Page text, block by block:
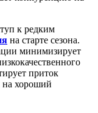
к редким
на старте сезона.
минимизирует
приток
на хороший